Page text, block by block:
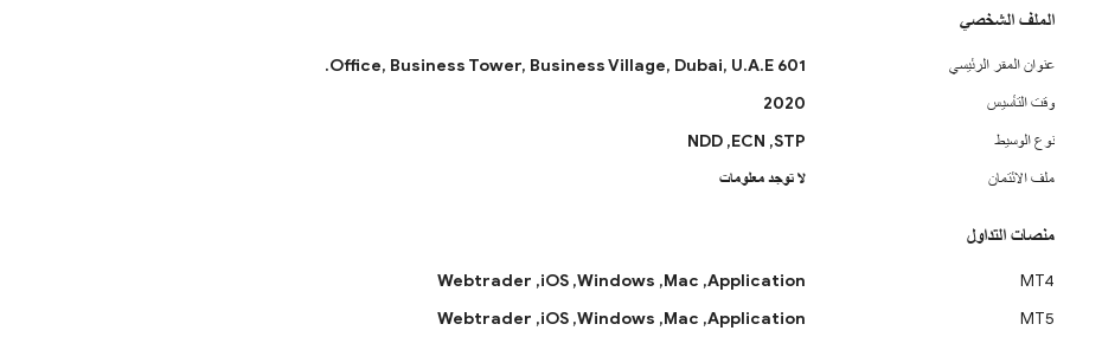
الملف الشخصي
عنوان المقر الرئيسي
601 Office, Business Tower, Business Village, Dubai, U.A.E.
وقت التأسيس
2020
نوع الوسيط
STP,
ECN,
NDD
ملف الائتمان
لا توجد معلومات
منصات التداول
MT4
Application,
Mac,
Windows,
iOS,
Webtrader
MT5
Application,
Mac,
Windows,
iOS,
Webtrader